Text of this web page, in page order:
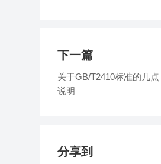
下一篇
关于GB/T2410标准的几点
说明
分享到